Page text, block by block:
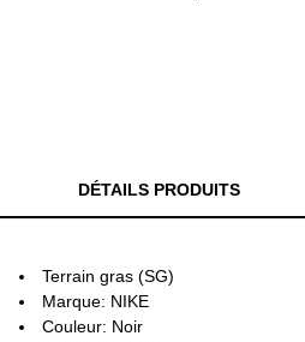
DÉTAILS PRODUITS
Terrain gras (SG)
Marque: NIKE
Couleur: Noir